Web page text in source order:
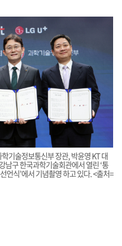
기술정보통신부 장관, 박윤영 KT 대
남구 한국과학기술회관에서 열린 ‘통
언식’에서 기념촬영 하고 있다. <출처=